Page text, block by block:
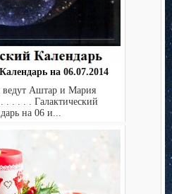
на 06.07.2014
ведут Аштар и Мария
. . . . . Галактический
на 06 и...